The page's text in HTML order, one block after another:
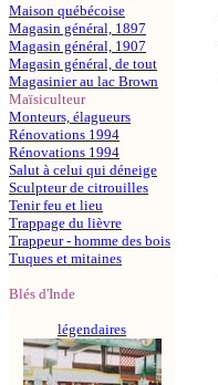
Maison québécoise
Magasin général, 1897
Magasin général, 1907
Magasin général, de tout
Magasinier au lac Brown
Maïsiculteur
Monteurs, élagueurs
Rénovations 1994
Rénovations 1994
Salut à celui qui déneige
Sculpteur de citrouilles
Tenir feu et lieu
Trappage du lièvre
Trappeur - homme des bois
Tuques et mitaines
Blés d'Inde
légendaires